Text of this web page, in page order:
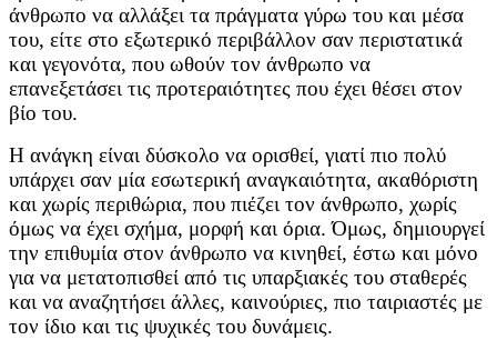
άνθρωπο να αλλάξει τα πράγματα γύρω του και μέσα
του, είτε στο εξωτερικό περιβάλλον σαν περιστατικά
και γεγονότα, που ωθούν τον άνθρωπο να
επανεξετάσει τις προτεραιότητες που έχει θέσει στον
βίο του.
Η ανάγκη είναι δύσκολο να ορισθεί, γιατί πιο πολύ
υπάρχει σαν μία εσωτερική αναγκαιότητα, ακαθόριστη
και χωρίς περιθώρια, που πιέζει τον άνθρωπο, χωρίς
όμως να έχει σχήμα, μορφή και όρια. Όμως, δημιουργεί
την επιθυμία στον άνθρωπο να κινηθεί, έστω και μόνο
για να μετατοπισθεί από τις υπαρξιακές του σταθερές
και να αναζητήσει άλλες, καινούριες, πιο ταιριαστές με
τον ίδιο και τις ψυχικές του δυνάμεις.